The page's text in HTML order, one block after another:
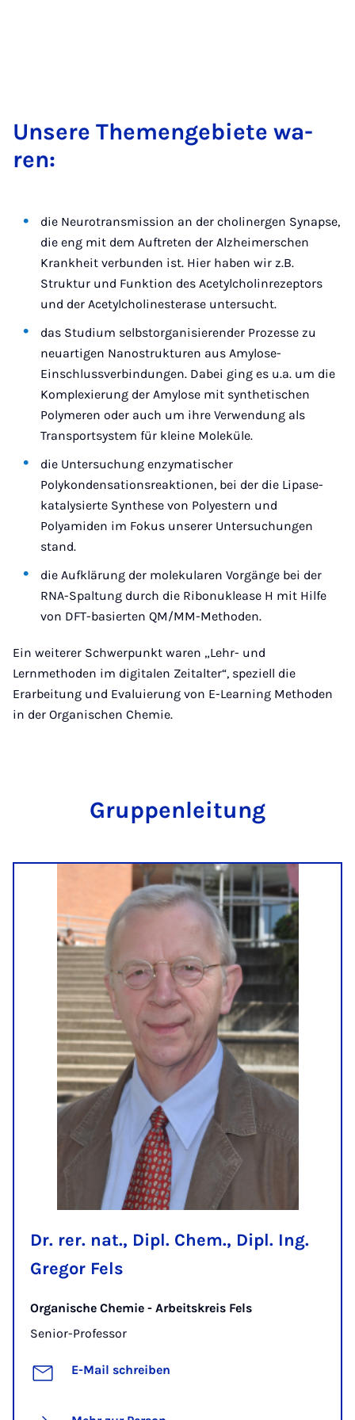
Un­se­re The­men­ge­bie­te wa­
ren:
die Neurotransmission an der cholinergen Synapse,
die eng mit dem Auftreten der Alzheimerschen
Krankheit verbunden ist. Hier haben wir z.B.
Struktur und Funktion des Acetylcholinrezeptors
und der Acetylcholinesterase untersucht.
das Studium selbstorganisierender Prozesse zu
neuartigen Nanostrukturen aus Amylose-
Einschlussverbindungen. Dabei ging es u.a. um die
Komplexierung der Amylose mit synthetischen
Polymeren oder auch um ihre Verwendung als
Transportsystem für kleine Moleküle.
die Untersuchung enzymatischer
Polykondensationsreaktionen, bei der die Lipase-
katalysierte Synthese von Polyestern und
Polyamiden im Fokus unserer Untersuchungen
stand.
die Aufklärung der molekularen Vorgänge bei der
RNA-Spaltung durch die Ribonuklease H mit Hilfe
von DFT-basierten QM/MM-Methoden.
Ein weiterer Schwerpunkt waren „Lehr- und
Lernmethoden im digitalen Zeitalter“, speziell die
Erarbeitung und Evaluierung von E-Learning Methoden
in der Organischen Chemie.
Grup­pen­lei­tung
Dr. rer. nat., Dipl. Chem., Dipl. Ing.
Gregor Fels
Organische Chemie - Arbeitskreis Fels
Senior-Professor
E-Mail schreiben